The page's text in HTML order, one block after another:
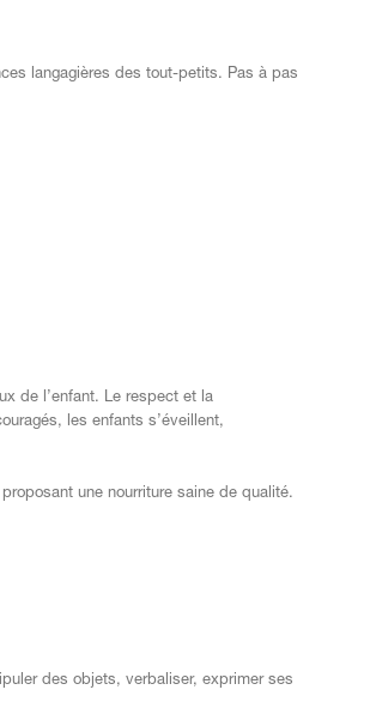
langagières des tout-petits. Pas à pas
de l’enfant. Le respect et la
les enfants s’éveillent,
une nourriture saine de qualité.
des objets, verbaliser, exprimer ses